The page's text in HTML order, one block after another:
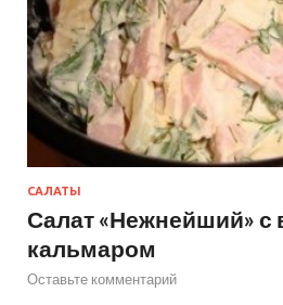
САЛАТЫ
Салат «Нежнейший» с
кальмаром
Оставьте комментарий